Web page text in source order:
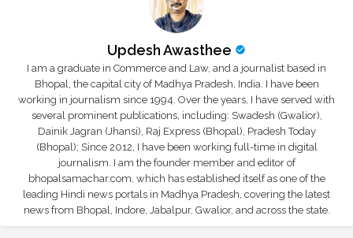
Updesh Awasthee
I am a graduate in Commerce and Law, and a journalist based in
Bhopal, the capital city of Madhya Pradesh, India. I have been
working in journalism since 1994. Over the years, I have served with
several prominent publications, including: Swadesh (Gwalior),
Dainik Jagran (Jhansi), Raj Express (Bhopal), Pradesh Today
(Bhopal); Since 2012, I have been working full-time in digital
journalism. I am the founder member and editor of
bhopalsamachar.com, which has established itself as one of the
leading Hindi news portals in Madhya Pradesh, covering the latest
news from Bhopal, Indore, Jabalpur, Gwalior, and across the state.